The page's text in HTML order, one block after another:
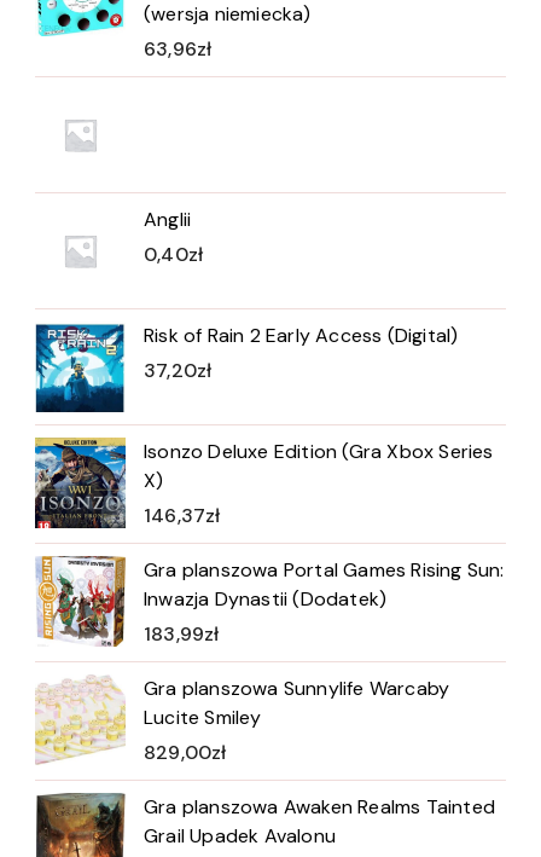
(wersja niemiecka)
63,96zł
Anglii
0,40zł
Risk of Rain 2 Early Access (Digital)
37,20zł
Isonzo Deluxe Edition (Gra Xbox Series
X)
146,37zł
Gra planszowa Portal Games Rising Sun:
Inwazja Dynastii (Dodatek)
183,99zł
Gra planszowa Sunnylife Warcaby
Lucite Smiley
829,00zł
Gra planszowa Awaken Realms Tainted
Grail Upadek Avalonu